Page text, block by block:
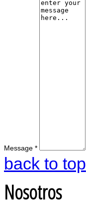
Message *
back to top
Nosotros